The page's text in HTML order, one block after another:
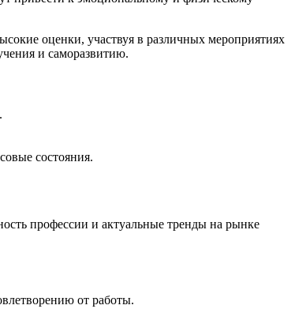
оценки, участвуя в различных мероприятиях
и саморазвитию.
состояния.
профессии и актуальные тренды на рынке
от работы.